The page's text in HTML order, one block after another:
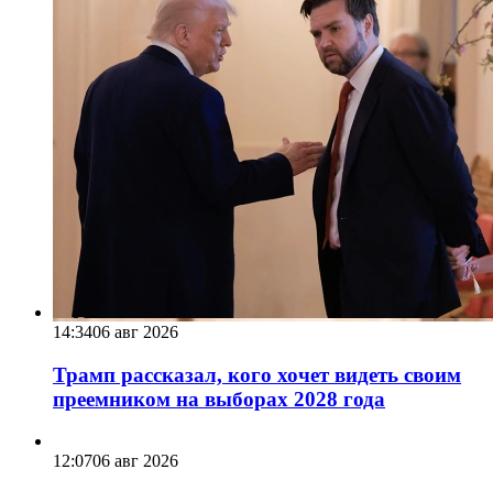
14:3406 авг 2026
Трамп рассказал, кого хочет видеть своим
преемником на выборах 2028 года
12:0706 авг 2026